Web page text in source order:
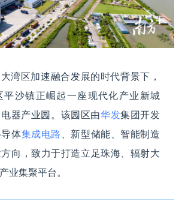
湾区加速融合发展的时代背景下，
平沙镇正崛起一座现代化产业新城
器产业园。该园区由华发集团开发
体集成电路
、新型储能、智能制造
向，致力于打造立足珠海、辐射大
业集聚平台。